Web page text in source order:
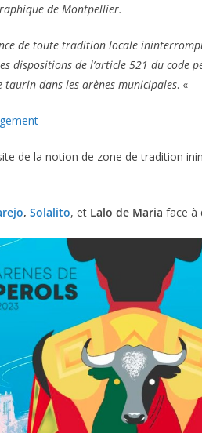
de Montpellier.
de toute tradition locale
dispositions de l’article 521 du code
taurin dans les arènes municipales. «
de la notion de zone de tradition
, Solalito, et Lalo de Maria face à